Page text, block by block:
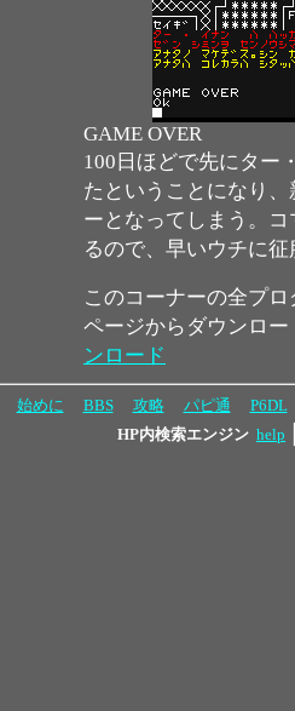
GAME OVER
100日ほどで先にター
たということになり
ーとなってしまう。
るので、早いウチに
このコーナーの全プ
ページからダウンロ
ンロード
始めに BBS 攻略 パピ通
P6DL
HP内検索エンジン help